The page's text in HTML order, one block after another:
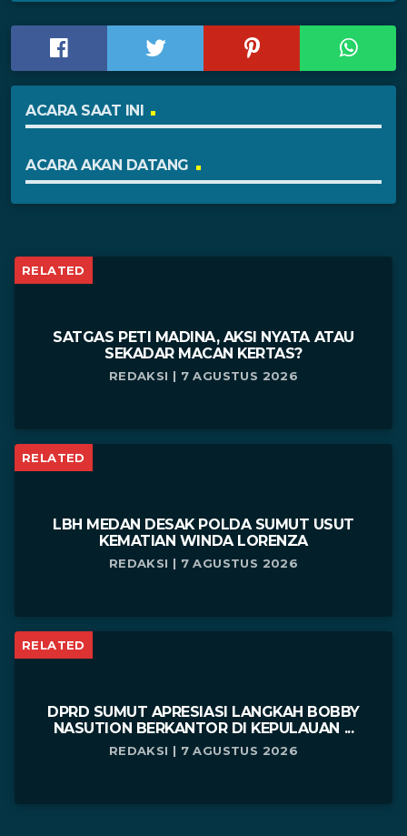
ACARA SAAT INI
ACARA AKAN DATANG
RELATED
SATGAS PETI MADINA, AKSI NYATA ATAU
SEKADAR MACAN KERTAS?
REDAKSI | 7 AGUSTUS 2026
RELATED
LBH MEDAN DESAK POLDA SUMUT USUT
KEMATIAN WINDA LORENZA
REDAKSI | 7 AGUSTUS 2026
RELATED
DPRD SUMUT APRESIASI LANGKAH BOBBY
NASUTION BERKANTOR DI KEPULAUAN ...
REDAKSI | 7 AGUSTUS 2026